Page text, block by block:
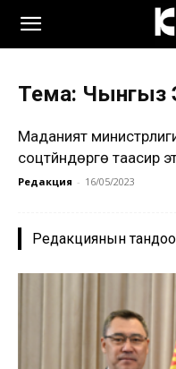
Тема: Чынгыз
Маданият
соцтүйүндөргө
Редакция - 16/05/2023
Редакциянын